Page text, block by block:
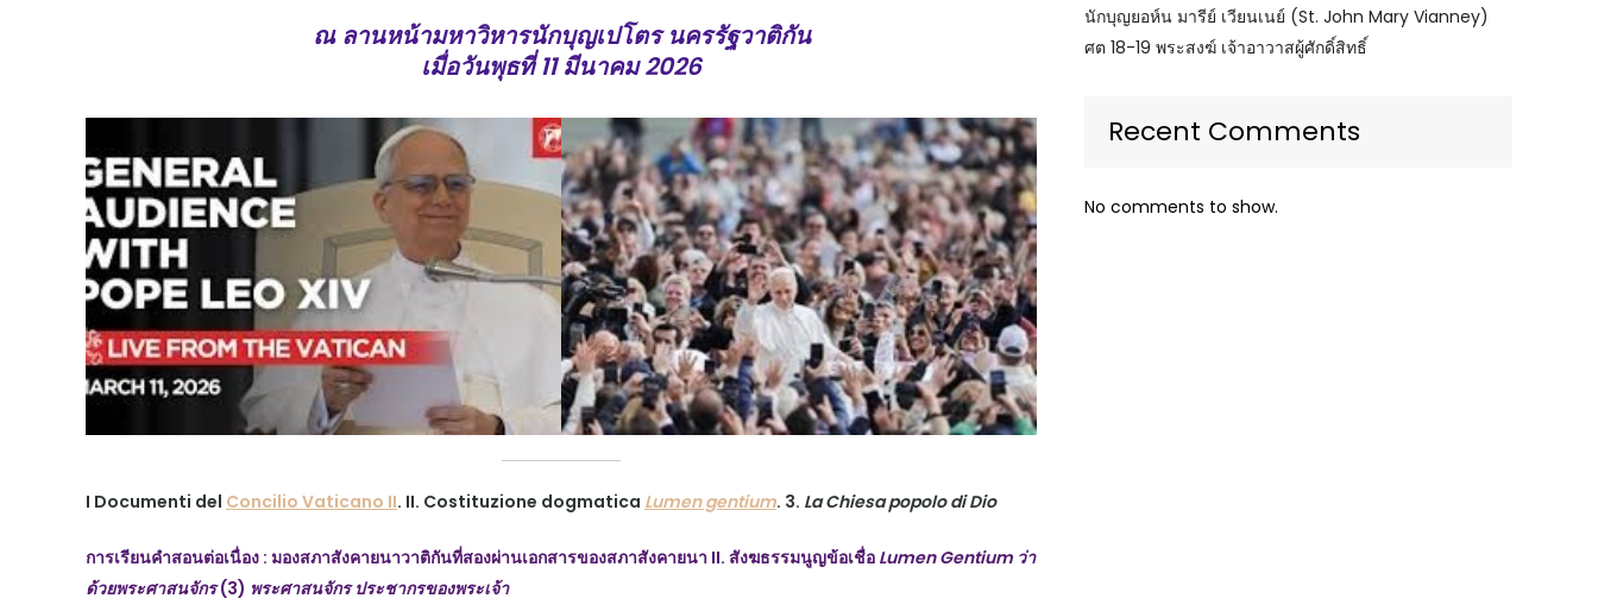
ณ ลานหน้ามหาวิหารนักบุญเปโตร นครรัฐวาติกัน
เมื่อวันพุธที่ 11 มีนาคม 2026
I Documenti del Concilio Vaticano II. II. Costituzione dogmatica Lumen gentium. 3. La Chiesa popolo di Dio
การเรียนคำสอนต่อเนื่อง : มองสภาสังคายนาวาติกันที่สองผ่านเอกสารของสภาสังคายนา II. สังฆธรรมนูญข้อเชื่อ Lumen Gentium ว่า
ด้วยพระศาสนจักร(3) พระศาสนจักร ประชากรของพระเจ้า
นักบุญยอห์น มารีย์ เวียนเนย์ (St. John Mary Vianney)
ศต 18-19 พระสงฆ์ เจ้าอาวาสผู้ศักดิ์สิทธิ์
Recent Comments
No comments to show.